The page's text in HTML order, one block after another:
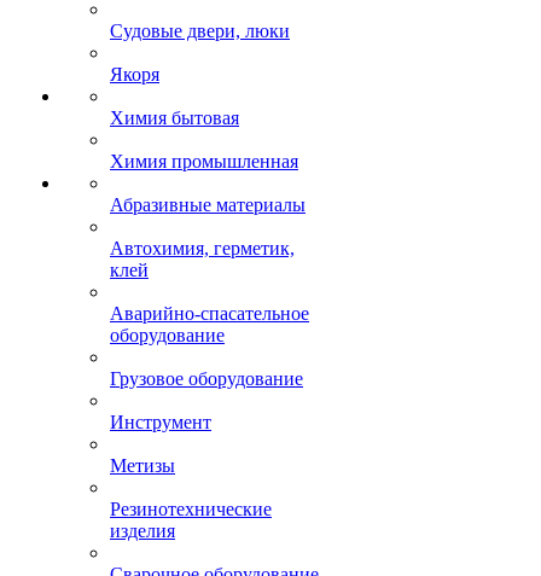
Судовые двери, люки
Якоря
Химия бытовая
Химия промышленная
Абразивные материалы
Автохимия, герметик,
клей
Аварийно-спасательное
оборудование
Грузовое оборудование
Инструмент
Метизы
Резинотехнические
изделия